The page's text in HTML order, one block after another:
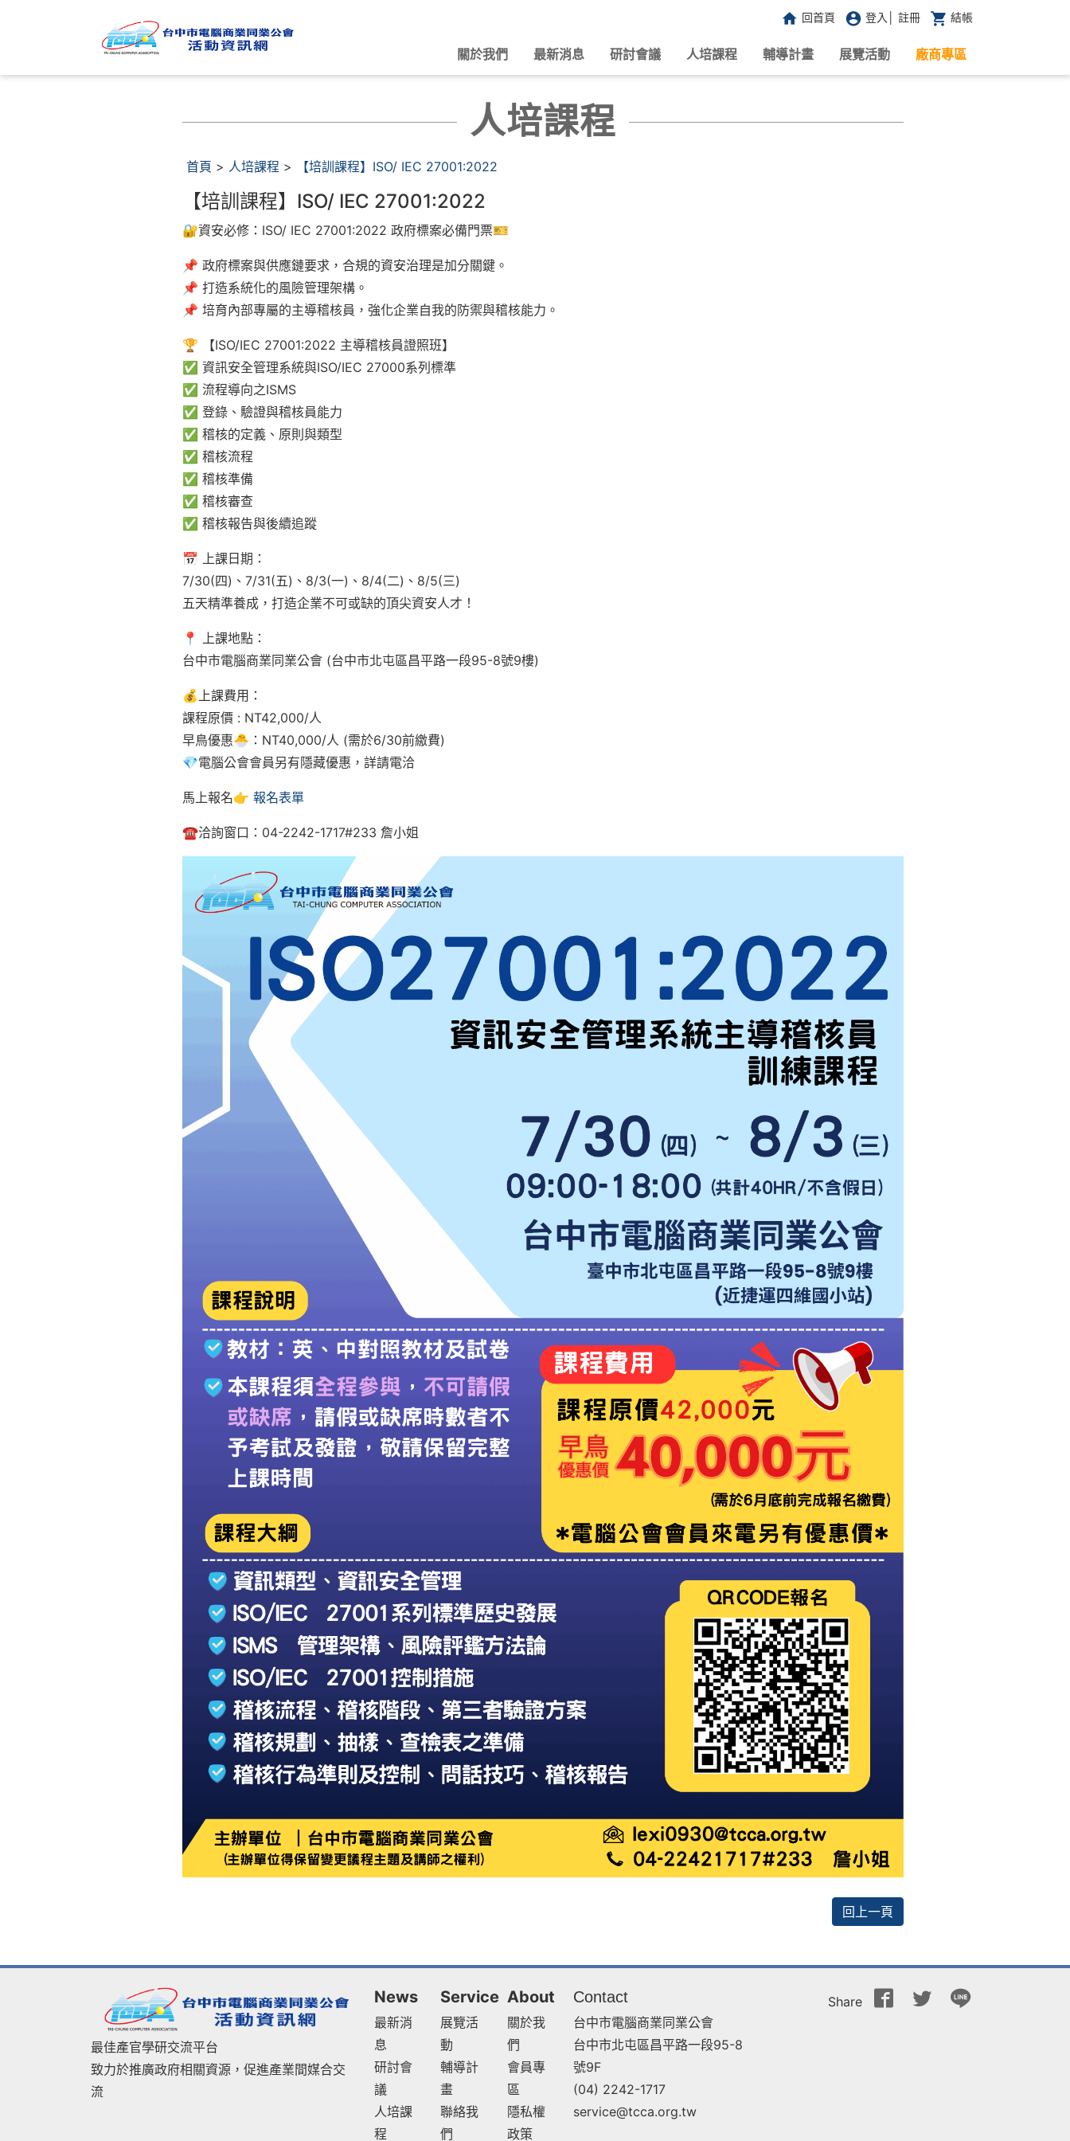
回首頁 登入 註冊 結帳
關於我們 最新消息 研討會議 人培課程 輔導計畫 展覽活動 廠商專區
人培課程
首頁 > 人培課程 > 【培訓課程】ISO/ IEC 27001:2022
【培訓課程】ISO/ IEC 27001:2022
🔐資安必修：ISO/ IEC 27001:2022 政府標案必備門票🎫
📌 政府標案與供應鏈要求，合規的資安治理是加分關鍵。
📌 打造系統化的風險管理架構。
📌 培育內部專屬的主導稽核員，強化企業自我的防禦與稽核能力。
🏆 【ISO/IEC 27001:2022 主導稽核員證照班】
✅ 資訊安全管理系統與ISO/IEC 27000系列標準
✅ 流程導向之ISMS
✅ 登錄、驗證與稽核員能力
✅ 稽核的定義、原則與類型
✅ 稽核流程
✅ 稽核準備
✅ 稽核審查
✅ 稽核報告與後續追蹤
📅 上課日期：
7/30(四)、7/31(五)、8/3(一)、8/4(二)、8/5(三)
五天精準養成，打造企業不可或缺的頂尖資安人才！
📍 上課地點：
台中市電腦商業同業公會 (台中市北屯區昌平路一段95-8號9樓)
💰上課費用：
課程原價 : NT42,000/人
早鳥優惠🐣：NT40,000/人 (需於6/30前繳費)
💎電腦公會會員另有隱藏優惠，詳請電洽
馬上報名👉 報名表單
☎️洽詢窗口：04-2242-1717#233 詹小姐
回上一頁
最佳產官學研交流平台
致力於推廣政府相關資源，促進產業間媒合交
流
News
最新消
息
研討會
議
人培課
程
Service
展覽活
動
輔導計
畫
聯絡我
們
About
關於我
們
會員專
區
隱私權
政策
Contact
台中市電腦商業同業公會
台中市北屯區昌平路一段95-8
號9F
(04) 2242-1717
service@tcca.org.tw
Share